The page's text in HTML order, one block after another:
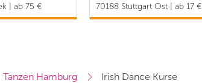
| ab 75 € 70188 Stuttgart Ost | ab 17 €
Tanzen Hamburg Irish Dance Kurse